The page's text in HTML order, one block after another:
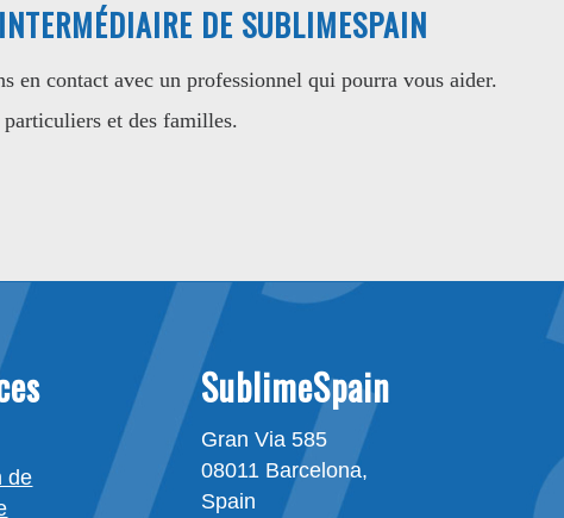
DE SUBLIMESPAIN
en contact avec un professionnel qui pourra vous aider.
et des familles.
de
SublimeSpain
Gran Via 585
08011 Barcelona,
Spain